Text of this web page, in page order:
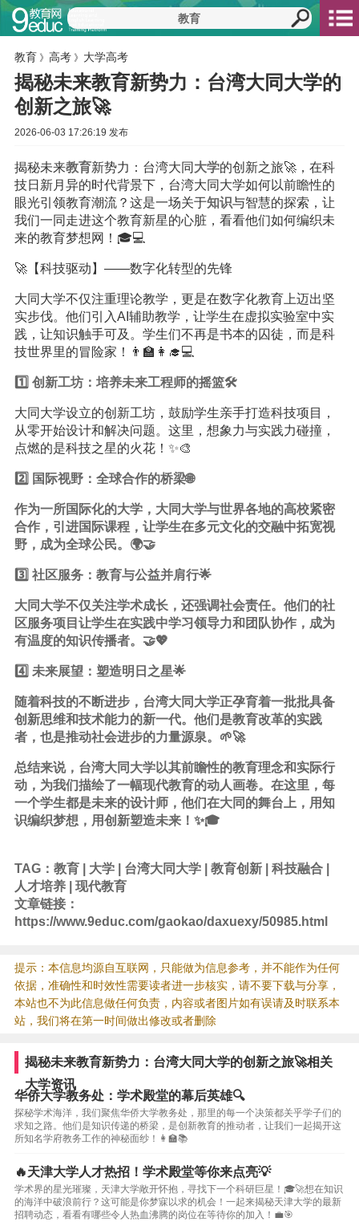
教育 》 高考》 大学高考
揭秘未来教育新势力：台湾大同大学的
创新之旅🚀
2026-06-03 17:26:19 发布
揭秘未来教育新势力：台湾大同 大学的创新之旅🚀，在科
技日新月异的时代背景下，台湾大同大学如何以前瞻性的
眼光引领教育潮流？这是一场关于知识与智慧的探索，让
我们一同走进这个教育新星的心脏，看看他们如何编织未
来的教育梦想网！🎓💻
🚀【科技驱动】——数字化转型的先锋
大同大学不仅注重理论教学，更是在数字化教育上迈出坚
实步伐。他们引入AI辅助教学，让学生在虚拟实验室中实
践，让知识触手可及。学生们不再是书本的囚徒，而是科
技世界里的冒险家！👨‍🏫👩‍🎓💻
1️⃣ 创新工坊：培养未来工程师的摇篮🛠️
大同大学设立的创新工坊，鼓励学生亲手打造科技项目，
从零开始设计和解决问题。这里，想象力与实践力碰撞，
点燃的是科技之星的火花！✨🎨
2️⃣ 国际视野：全球合作的桥梁🌐
作为一所国际化的大学，大同大学与世界各地的高校紧密
合作，引进国际课程，让学生在多元文化的交融中拓宽视
野，成为全球公民。🌍🤝
3️⃣ 社区服务：教育与公益并肩行🌟
大同大学不仅关注学术成长，还强调社会责任。他们的社
区服务项目让学生在实践中学习领导力和团队协作，成为
有温度的知识传播者。🤝💖
4️⃣ 未来展望：塑造明日之星🌟
随着科技的不断进步，台湾大同大学正孕育着一批批具备
创新思维和技术能力的新一代。他们是教育改革的实践
者，也是推动社会进步的力量源泉。🌱🚀
总结来说，台湾大同大学以其前瞻性的教育理念和实际行
动，为我们描绘了一幅现代教育的动人画卷。在这里，每
一个学生都是未来的设计师，他们在大同的舞台上，用知
识编织梦想，用创新塑造未来！✨🎓
TAG： 教育| 大学| 台湾大同大学| 教育创新| 科技融合|
人才培养| 现代教育
文章链接：
https://www.9educ.com/gaokao/daxuexy/50985.html
提示：本信息均源自互联网，只能做为信息参考，并不能作为任何
依据，准确性和时效性需要读者进一步核实，请不要下载与分享，
本站也不为此信息做任何负责，内容或者图片如有误请及时联系本
站，我们将在第一时间做出修改或者删除
揭秘未来教育新势力：台湾大同大学的创新之旅🚀相关
大学资讯
华侨大学教务处：学术殿堂的幕后英雄🔍
探秘学术海洋，我们聚焦华侨大学教务处，那里的每一个决策都关乎学子们的
求知之路。他们是知识传递的桥梁，是创新教育的推动者，让我们一起揭开这
所知名学府教务工作的神秘面纱！👩‍🏫📚
🔥天津大学人才热招！学术殿堂等你来点亮💡
学术界的星光璀璨，天津大学敞开怀抱，寻找下一个科研巨星！🎓🚀想在知识
的海洋中破浪前行？这可能是你梦寐以求的机会！一起来揭秘天津大学的最新
招聘动态，看看有哪些令人热血沸腾的岗位在等待你的加入！💼🎯